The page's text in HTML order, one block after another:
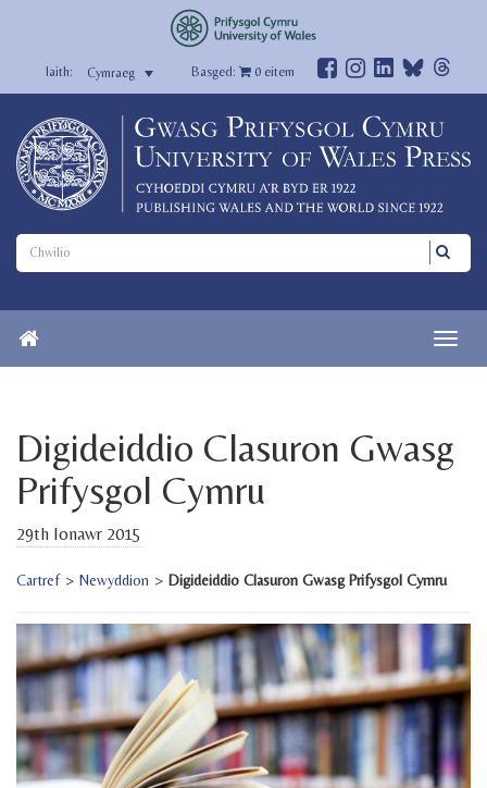
Cymraeg Basged: 0eitem
Digideiddio Clasuron Gwasg
Prifysgol Cymru
29th Ionawr 2015
Cartref > Newyddion > Digideiddio Clasuron Gwasg Prifysgol Cymru